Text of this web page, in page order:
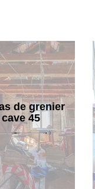
de grenier
45